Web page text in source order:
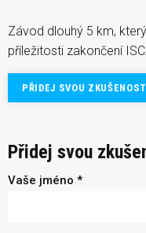
Závod dlouhý 5 km,
příležitosti zakončení
PŘIDEJ SVOU
Přidej svou
Vaše jméno *